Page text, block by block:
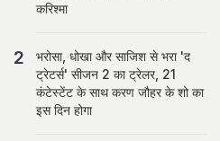
करिश्मा
भरोसा, धोखा और साजिश से भरा 'द
ट्रेटर्स' सीजन 2 का ट्रेलर, 21
कंटेस्टेंट के साथ करण जौहर के शो का
इस दिन होगा